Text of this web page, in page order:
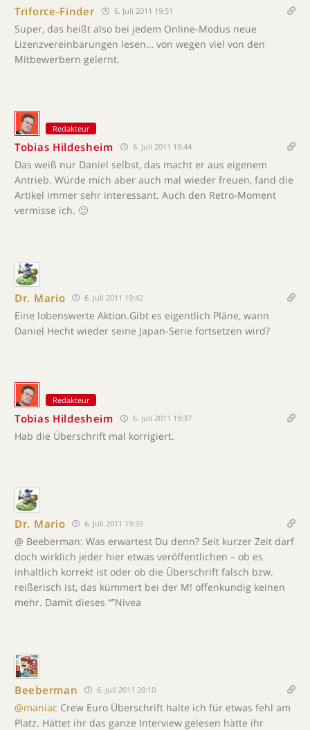
Triforce-Finder 6. Juli 2011 19:51
Super, das heißt also bei jedem Online-Modus neue
Lizenzvereinbarungen lesen… von wegen viel von den
Mitbewerbern gelernt.
Redakteur
Tobias Hildesheim 6. Juli 2011 19:44
Das weiß nur Daniel selbst, das macht er aus eigenem
Antrieb. Würde mich aber auch mal wieder freuen, fand die
Artikel immer sehr interessant. Auch den Retro-Moment
vermisse ich. 🙂
Dr. Mario 6. Juli 2011 19:42
Eine lobenswerte Aktion.Gibt es eigentlich Pläne, wann
Daniel Hecht wieder seine Japan-Serie fortsetzen wird?
Redakteur
Tobias Hildesheim 6. Juli 2011 19:37
Hab die Überschrift mal korrigiert.
Dr. Mario 6. Juli 2011 19:35
@ Beeberman: Was erwartest Du denn? Seit kurzer Zeit darf
doch wirklich jeder hier etwas veröffentlichen – ob es
inhaltlich korrekt ist oder ob die Überschrift falsch bzw.
reißerisch ist, das kümmert bei der M! offenkundig keinen
mehr. Damit dieses “”Nivea
Beeberman 6. Juli 2011 20:10
@maniac Crew Euro Überschrift halte ich für etwas fehl am
Platz. Hättet ihr das ganze Interview gelesen hätte ihr